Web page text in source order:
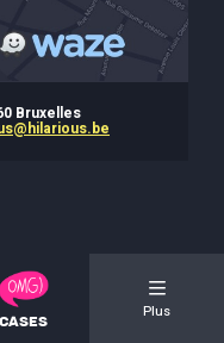
Bruxelles
Cases
Plus